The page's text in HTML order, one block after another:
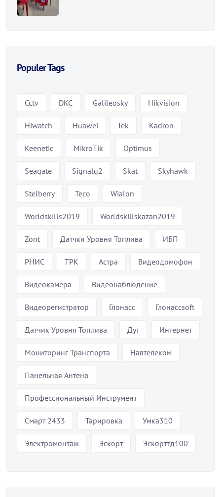
Populer Tags
Cctv DKC Galileosky Hikvision
Hiwatch Huawei Iek Kadron
Keenetic MikroTik Optimus
Seagate Signalq2 Skat Skyhawk
Stelberry Teco Wialon
Worldskills2019 Worldskillskazan2019
Zont Датчки Уровня Топлива ИБП
РНИС ТРК Астра Видеодомофон
Видеокамера Видеонаблюдение
Видеорегистратор Глонасс Глонассsoft
Датчик Уровня Топлива Дут Интернет
Мониторинг Транспорта Навтелеком
Панельная Антена
Профессиональный Инструмент
Смарт 2433 Тарировка Умка310
Электромонтаж Эскорт Эскорттд100